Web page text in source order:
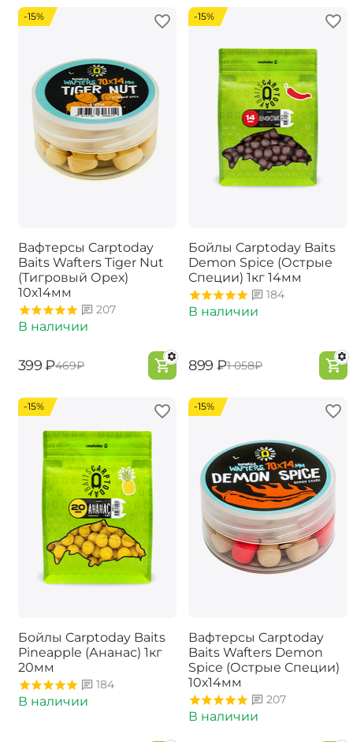
-15%
Вафтерсы Carptoday
Baits Wafters Tiger Nut
(Тигровый Орех)
10х14мм
207
В наличии
‍399‍ ₽‍469‍₽
-15%
Бойлы Carptoday Baits
Demon Spice (Острые
Специи) 1кг 14мм
184
В наличии
‍899‍ ₽‍1 058‍₽
-15%
Бойлы Carptoday Baits
Pineapple (Ананас) 1кг
20мм
184
В наличии
-15%
Вафтерсы Carptoday
Baits Wafters Demon
Spice (Острые Специи)
10х14мм
207
В наличии